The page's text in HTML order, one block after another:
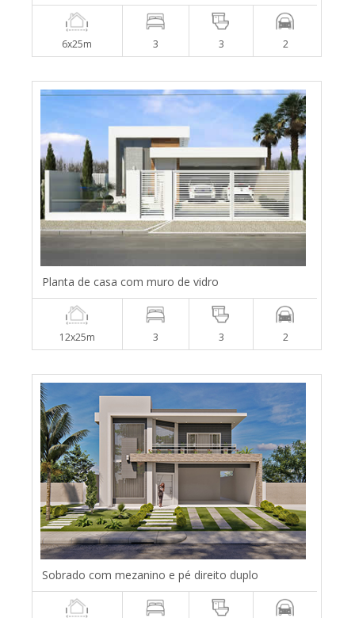
6x25m 3 3 2
Planta de casa com muro de vidro
12x25m 3 3 2
Sobrado com mezanino e pé direito duplo